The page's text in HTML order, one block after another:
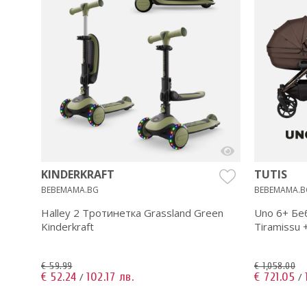
KINDERKRAFT
BEBEMAMA.BG
Halley 2 Тротинетка Grassland Green
Kinderkraft
€ 59.99
€ 52.24 / 102.17 лв.
TUTIS
Uno 6+
Tiramissu
€ 1,058.00
€ 721.05 /